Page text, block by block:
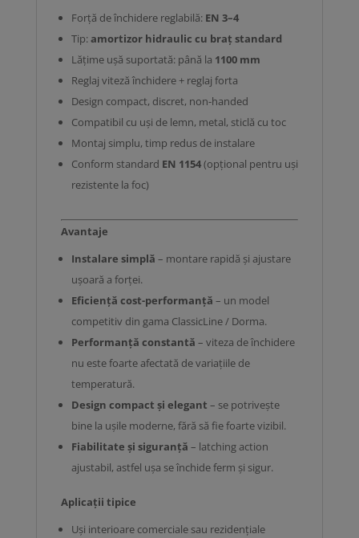
Forță de închidere reglabilă: EN 3–4
Tip:amortizor hidraulic cu braț standard
Lățime ușă suportată: până la 1100 mm
Reglaj viteză închidere + reglaj forta
Design compact, discret, non-handed
Compatibil cu uși de lemn, metal, sticlă cu toc
Montaj simplu, timp redus de instalare
Conform standard EN 1154(opțional pentru uși
rezistente la foc)
Avantaje
Instalare simplă – montare rapidă și ajustare
ușoară a forței.
Eficiență cost-performanță – un model
competitiv din gama ClassicLine / Dorma.
Performanță constantă – viteza de închidere
nu este foarte afectată de variațiile de
temperatură.
Design compact și elegant – se potrivește
bine la ușile moderne, fără să fie foarte vizibil.
Fiabilitate și siguranță – latching action
ajustabil, astfel ușa se închide ferm și sigur.
Aplicații tipice
Uși interioare comerciale sau rezidențiale